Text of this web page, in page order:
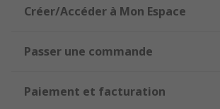
Créer/Accéder à Mon Espace
Passer une commande
Paiement et facturation